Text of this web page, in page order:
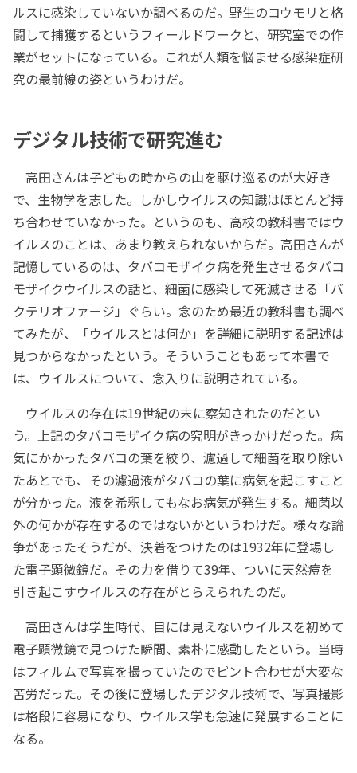
ルスに感染していないか調べるのだ。野生のコウモリと格
闘して捕獲するというフィールドワークと、研究室での作
業がセットになっている。これが人類を悩ませる感染症研
究の最前線の姿というわけだ。
デジタル技術で研究進む
高田さんは子どもの時からの山を駆け巡るのが大好き
で、生物学を志した。しかしウイルスの知識はほとんど持
ち合わせていなかった。というのも、高校の教科書ではウ
イルスのことは、あまり教えられないからだ。高田さんが
記憶しているのは、タバコモザイク病を発生させるタバコ
モザイクウイルスの話と、細菌に感染して死滅させる「バ
クテリオファージ」ぐらい。念のため最近の教科書も調べ
てみたが、「ウイルスとは何か」を詳細に説明する記述は
見つからなかったという。そういうこともあって本書で
は、ウイルスについて、念入りに説明されている。
ウイルスの存在は19世紀の末に察知されたのだとい
う。上記のタバコモザイク病の究明がきっかけだった。病
気にかかったタバコの葉を絞り、濾過して細菌を取り除い
たあとでも、その濾過液がタバコの葉に病気を起こすこと
が分かった。液を希釈してもなお病気が発生する。細菌以
外の何かが存在するのではないかというわけだ。様々な論
争があったそうだが、決着をつけたのは1932年に登場し
た電子顕微鏡だ。その力を借りて39年、ついに天然痘を
引き起こすウイルスの存在がとらえられたのだ。
高田さんは学生時代、目には見えないウイルスを初めて
電子顕微鏡で見つけた瞬間、素朴に感動したという。当時
はフィルムで写真を撮っていたのでピント合わせが大変な
苦労だった。その後に登場したデジタル技術で、写真撮影
は格段に容易になり、ウイルス学も急速に発展することに
なる。